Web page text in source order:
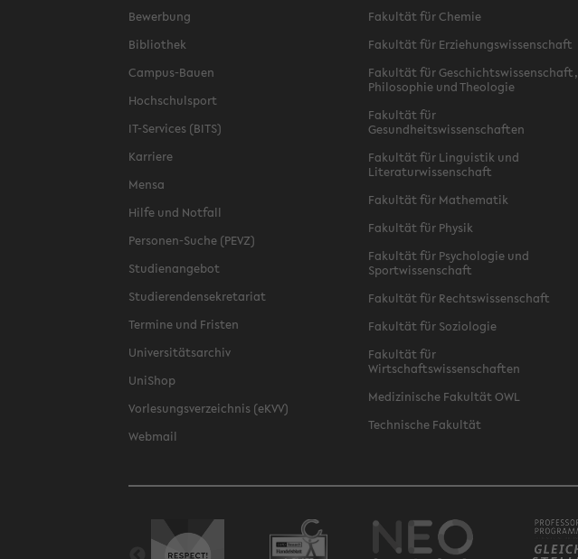
Bewerbung
Bibliothek
Campus-Bauen
Hochschulsport
IT-Services (BITS)
Karriere
Mensa
Hilfe und Notfall
Personen-Suche (PEVZ)
Studienangebot
Studierendensekretariat
Termine und Fristen
Universitätsarchiv
UniShop
Vorlesungsverzeichnis (eKVV)
Webmail
Fakultät für Chemie
Fakultät für Erziehungswissenschaft
Fakultät für Geschichtswissenschaft,
Philosophie und Theologie
Fakultät für
Gesundheitswissenschaften
Fakultät für Linguistik und
Literaturwissenschaft
Fakultät für Mathematik
Fakultät für Physik
Fakultät für Psychologie und
Sportwissenschaft
Fakultät für Rechtswissenschaft
Fakultät für Soziologie
Fakultät für
Wirtschaftswissenschaften
Medizinische Fakultät OWL
Technische Fakultät